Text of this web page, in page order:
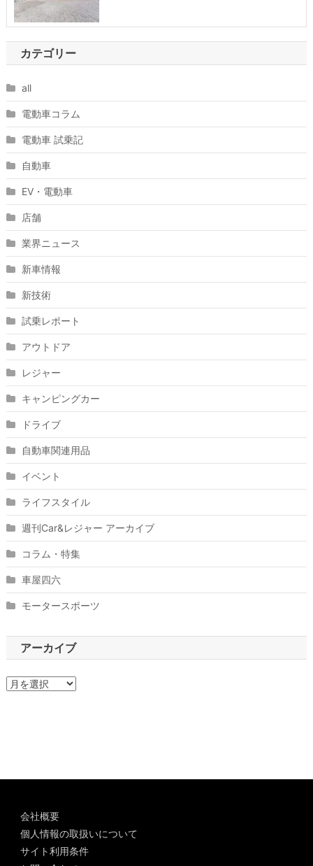
カテゴリー
all
電動車コラム
電動車 試乗記
自動車
EV・電動車
店舗
業界ニュース
新車情報
新技術
試乗レポート
アウトドア
レジャー
キャンピングカー
ドライブ
自動車関連用品
イベント
ライフスタイル
週刊Car&レジャー アーカイブ
コラム・特集
車屋四六
モータースポーツ
アーカイブ
ア
会社概要
個人情報の取扱いについて
サイト利用条件